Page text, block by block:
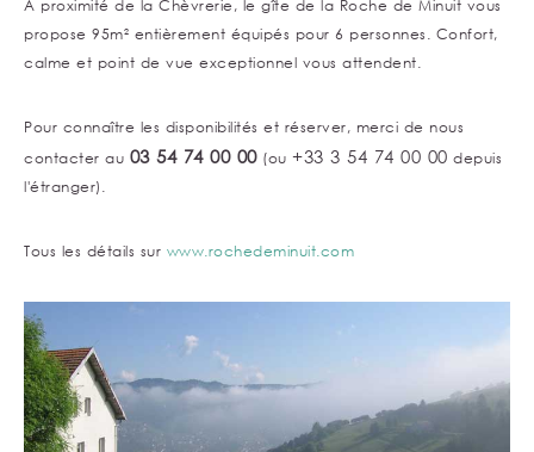
A proximité de la Chèvrerie, le gîte de la Roche de Minuit vous
propose 95m² entièrement équipés pour 6 personnes. Confort,
calme et point de vue exceptionnel vous attendent.
Pour connaître les disponibilités et réserver, merci de nous
contacter au 03 54 74 00 00(ou +33 3 54 74 00 00 depuis
l'étranger).
Tous les détails sur www.rochedeminuit.com